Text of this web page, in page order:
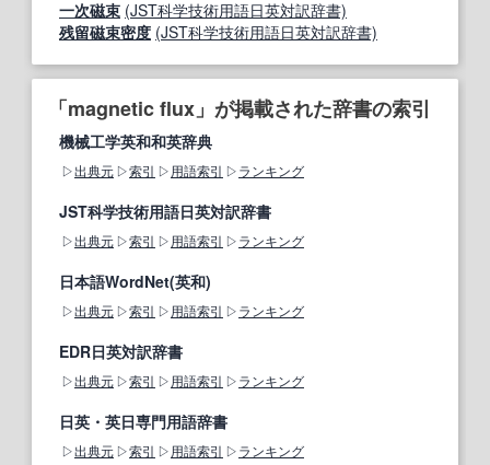
一次磁束 (JST科学技術用語日英対訳辞書)
残留磁束密度 (JST科学技術用語日英対訳辞書)
「magnetic flux」が掲載された辞書の索引
機械工学英和和英辞典
出典元 索引 用語索引 ランキング
JST科学技術用語日英対訳辞書
出典元 索引 用語索引 ランキング
日本語WordNet(英和)
出典元 索引 用語索引 ランキング
EDR日英対訳辞書
出典元 索引 用語索引 ランキング
日英・英日専門用語辞書
出典元 索引 用語索引 ランキング